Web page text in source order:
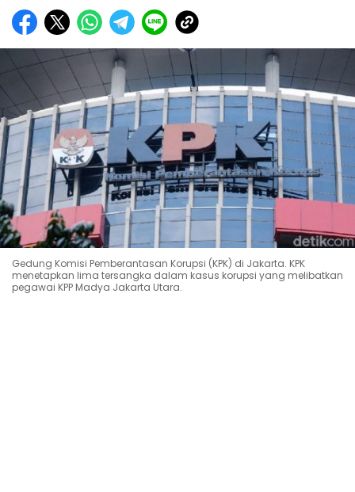
Gedung Komisi Pemberantasan Korupsi (KPK) di Jakarta. KPK
menetapkan lima tersangka dalam kasus korupsi yang melibatkan
pegawai KPP Madya Jakarta Utara.